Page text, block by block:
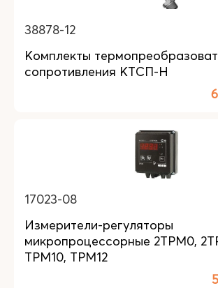
38878-12
Комплекты
сопротивления КТСП-Н
17023-08
Измерители-регуляторы
микропроцессорные 2ТРМ0,
ТРМ10, ТРМ12